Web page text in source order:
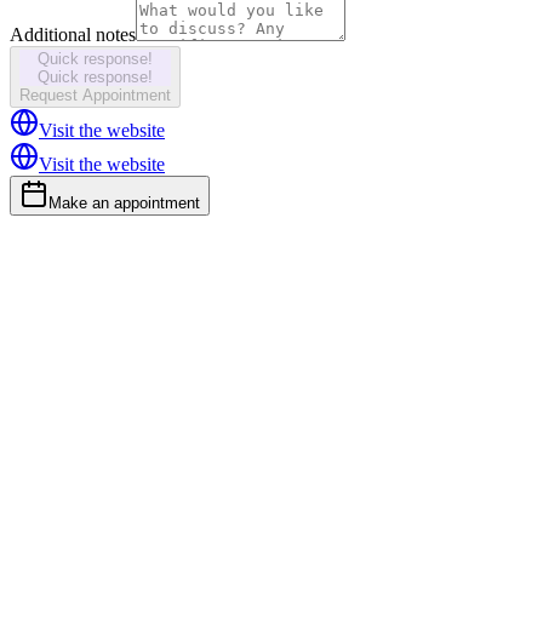
Additional notes
Quick response!
Quick response!
Request Appointment
Visit the website
Visit the website
Make an appointment